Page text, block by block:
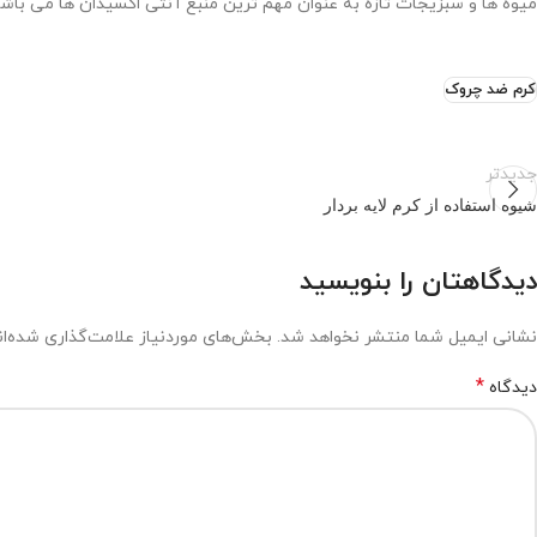
کرم ضد چروک
جدیدتر
شیوه استفاده از کرم لایه بردار
دیدگاهتان را بنویسید
نشانی ایمیل شما منتشر نخواهد شد. بخش‌های موردنیاز علامت‌گذاری
دیدگاه *